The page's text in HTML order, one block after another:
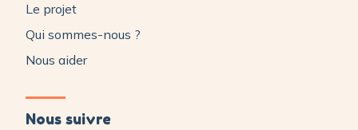
Le projet
Qui sommes-nous ?
Nous aider
Nous suivre